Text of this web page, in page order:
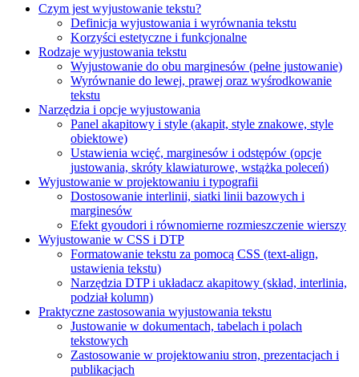
Czym jest wyjustowanie tekstu?
Definicja wyjustowania i wyrównania tekstu
Korzyści estetyczne i funkcjonalne
Rodzaje wyjustowania tekstu
Wyjustowanie do obu marginesów (pełne justowanie)
Wyrównanie do lewej, prawej oraz wyśrodkowanie
tekstu
Narzędzia i opcje wyjustowania
Panel akapitowy i style (akapit, style znakowe, style
obiektowe)
Ustawienia wcięć, marginesów i odstępów (opcje
justowania, skróty klawiaturowe, wstążka poleceń)
Wyjustowanie w projektowaniu i typografii
Dostosowanie interlinii, siatki linii bazowych i
marginesów
Efekt gyoudori i równomierne rozmieszczenie wierszy
Wyjustowanie w CSS i DTP
Formatowanie tekstu za pomocą CSS (text-align,
ustawienia tekstu)
Narzędzia DTP i układacz akapitowy (skład, interlinia,
podział kolumn)
Praktyczne zastosowania wyjustowania tekstu
Justowanie w dokumentach, tabelach i polach
tekstowych
Zastosowanie w projektowaniu stron, prezentacjach i
publikacjach